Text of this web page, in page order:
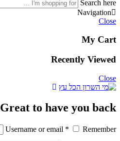
Search here
Navigation
Close
My Cart
Recently Viewed
Close
Great to have you back !
Username or email * Remember